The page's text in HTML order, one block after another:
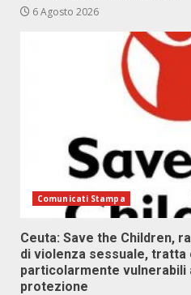
6 Agosto 2026
Comunicati Stampa
Ceuta: Save the Children,
di violenza sessuale,
particolarmente vulnerabili
protezione